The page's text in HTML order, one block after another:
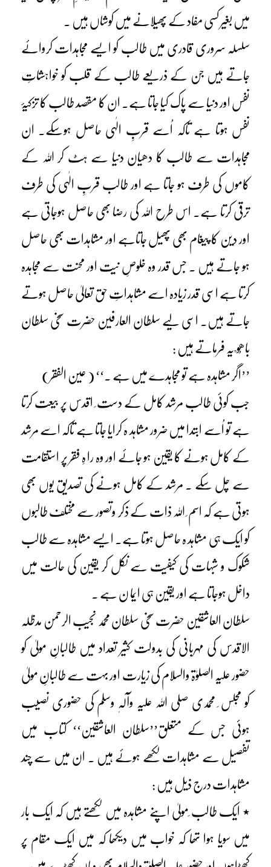
میں بغیر کسی مفاد کے پھیلانے میں کوشاں ہیں ۔
سلسلہ سروری قادری میں طالب کو ایسے مجاہدات کروائے
جاتے ہیں جن کے ذریعے طالب کے قلب کو خواہشاتِ
نفس اور دنیا سے پاک کیا جاتا ہے۔ ان کا مقصد طالب کا تزکیۂ
نفس ہوتا ہے تاکہ اُسے قربِ الٰہی حاصل ہوسکے۔ ان
مجاہدات سے طالب کا دھیان دنیا سے ہٹ کر اللہ کے
کاموں کی طرف ہو جاتا ہے اور طالب قربِ الٰہی کی طرف
ترقی کرتا ہے۔ اس طرح اللہ کی رضا بھی حاصل ہوجاتی ہے
اور دین کا پیغام بھی پھیل جاتاہے اور مشاہدات بھی حاصل
ہو جاتے ہیں ۔ جس قدر وہ خلوصِ نیت اور محنت سے مجاہدہ
کرتا ہے اسی قدر زیادہ اسے مشاہداتِ حق تعالیٰ حاصل ہوتے
جاتے ہیں۔ اسی لیے سلطان العارفین حضرت سخی سلطان
باھُو ؒ یہ فرماتے ہیں :
’’اگر مشاہدہ ہے تو مجاہدے میں ہے ۔‘‘ ( عین الفقر)
جب کوئی طالب مرشد کامل کے دست ِ اقدس پر بیعت کرتا
ہے تو اُسے ابتدا میں ضرور مشاہد ہ کرایا جاتا ہے تاکہ اسے مرشد
کے کامل ہونے کا یقین ہو جائے اور وہ را ہِ فقر پر استقامت
سے چل سکے ۔ مرشد کے کامل ہونے کی تصدیق یوں بھی
ہوتی ہے کہ اسم ِ اللہ ذات کے ذکر وتصور سے مختلف طالبوں
کو ایک ہی مشاہد ہ حاصل ہوتا ہے۔ ایسے مشاہدہ سے طالب
شکوک و شبہات کی کیفیت سے نکل کر یقین کی حالت میں
داخل ہوجاتا ہے اور یقین ہی ایما ن ہے ۔
سلطان العاشقین حضرت سخی سلطان محمد نجیب الرحمن مدظلہ
الاقدس کی مہربانی کی بدولت کثیر تعداد میں طالبانِ مولیٰ کو
حضور علیہ الصلوٰۃ والسلام کی زیارت اور بہت سے طالبانِ مولیٰ
کو مجلس ِ محمدی صلی اللہ علیہ وآلہٖ وسلم کی حضوری نصیب
ہوئی جس کے متعلق’’سلطان العاشقین‘‘ کتاب میں
تفصیل سے مشاہدات لکھے ہوئے ہیں ۔ ان میں سے چند
مشاہدات درج ذیل ہیں :
٭ ایک طالب ِمولیٰ اپنے مشاہدہ میں لکھتے ہیں کہ ایک بار
میں سویا ہوا تھا کہ خواب میں دیکھا کہ میں ایک مقام پر